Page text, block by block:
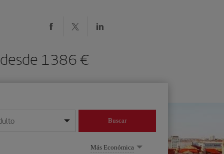
desde 1386 €
mes/año
Buscar
Más Económica